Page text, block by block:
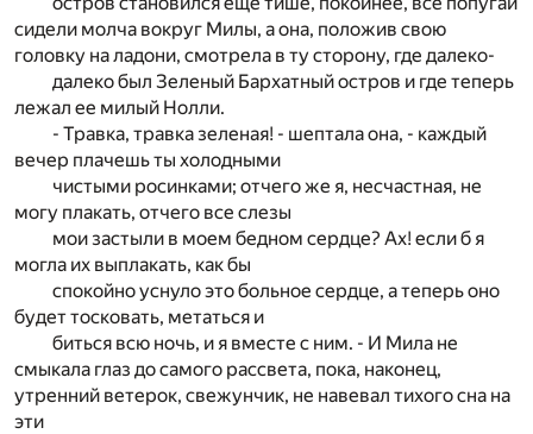
сидели молча вокруг Милы, а она, положив свою
головку на ладони, смотрела в ту сторону, где далеко-
далеко был Зеленый Бархатный остров и где теперь
лежал ее милый Нолли.
- Травка, травка зеленая! - шептала она, - каждый
вечер плачешь ты холодными
чистыми росинками; отчего же я, несчастная, не
могу плакать, отчего все слезы
мои застыли в моем бедном сердце? Ах! если б я
могла их выплакать, как бы
спокойно уснуло это больное сердце, а теперь оно
будет тосковать, метаться и
биться всю ночь, и я вместе с ним. - И Мила не
смыкала глаз до самого рассвета, пока, наконец,
утренний ветерок, свежунчик, не навевал тихого сна на
эти